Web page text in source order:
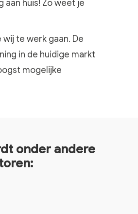
huis! Zo weet je
te werk gaan. De
in de huidige markt
mogelijke